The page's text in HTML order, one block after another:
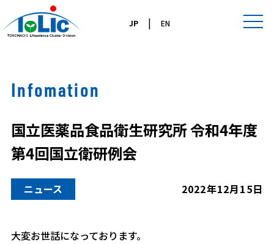
JP| EN
Infomation
国立医薬品食品衛生研究所 令和4年度
第4回国立衛研例会
ニュース 2022年12月15日
大変お世話になっております。